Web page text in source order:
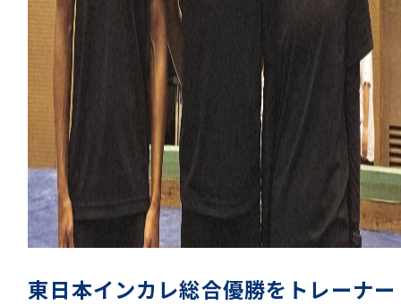
東日本インカレ総合優勝をトレーナー